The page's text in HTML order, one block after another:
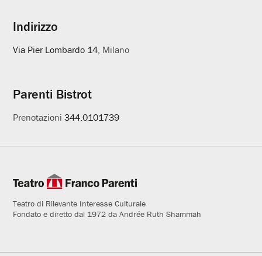
Indirizzo
Via Pier Lombardo 14 , Milano
Parenti Bistrot
Prenotazioni344.0101739
Teatro di Rilevante Interesse Culturale
Fondato e diretto dal 1972 da Andrée Ruth Shammah